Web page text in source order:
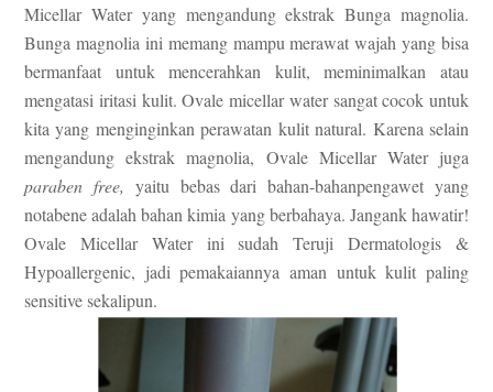
Micellar Water yang mengandung ekstrak Bunga magnolia.
Bunga magnolia ini memang mampu merawat wajah yang bisa
bermanfaat untuk mencerahkan kulit, meminimalkan atau
mengatasi iritasi kulit. Ovale micellar water sangat cocok untuk
kita yang menginginkan perawatan kulit natural. Karena selain
mengandung ekstrak magnolia, Ovale Micellar Water juga
paraben free, yaitu bebas dari bahan-bahanpengawet yang
notabene adalah bahan kimia yang berbahaya. Jangank hawatir!
Ovale Micellar Water ini sudah Teruji Dermatologis &
Hypoallergenic, jadi pemakaiannya aman untuk kulit paling
sensitive sekalipun.